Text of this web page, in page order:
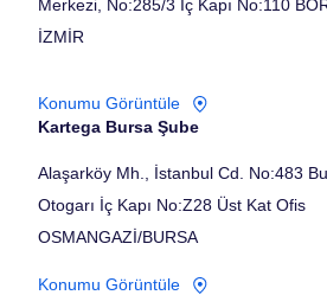
Merkezi, No:285/3 İç Kapı No:110
İZMİR
Konumu Görüntüle
Kartega Bursa Şube
Alaşarköy Mh., İstanbul Cd. No:483
Otogarı İç Kapı No:Z28 Üst Kat Ofis
OSMANGAZİ/BURSA
Konumu Görüntüle